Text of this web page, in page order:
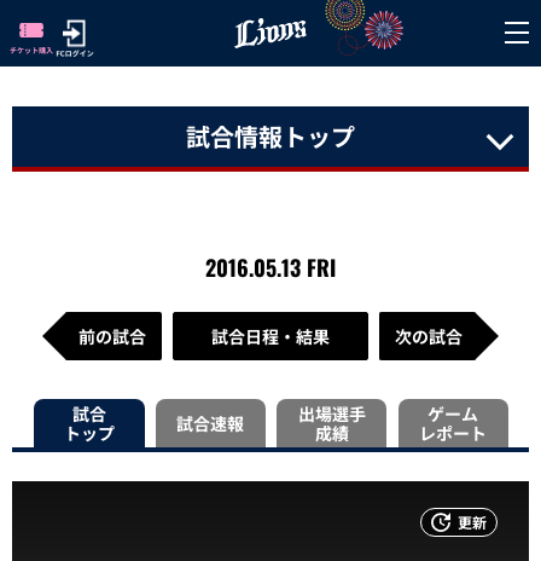
試合情報トップ
2016.05.13 FRI
前の試合 試合日程・結果 次の試合
試合
トップ
試合速報
出場選手
成績
ゲーム
レポート
更新